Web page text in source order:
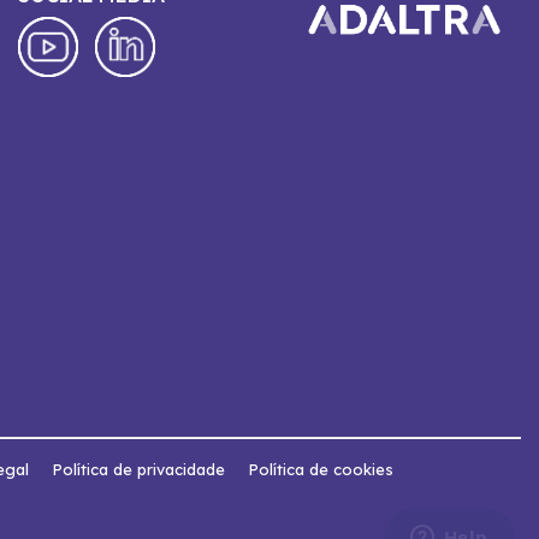
Política de privacidade Política de cookies